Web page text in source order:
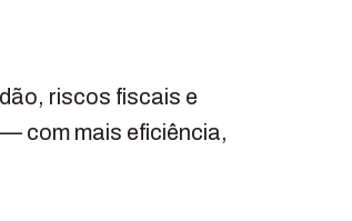
riscos fiscais e
— com mais eficiência,